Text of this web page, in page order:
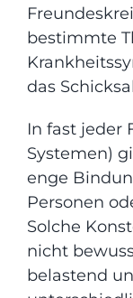
bestimmte
das
In fast jeder
Systemen)
enge
Personen
Solche
nicht
belastend